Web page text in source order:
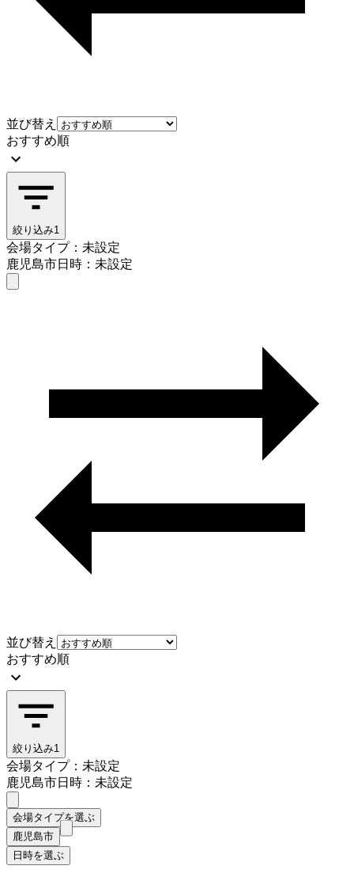
並び替え
おすすめ順
絞り込み1
会場タイプ：未設定
鹿児島市日時：未設定
並び替え
おすすめ順
絞り込み1
会場タイプ：未設定
鹿児島市日時：未設定
会場タイプを選ぶ
鹿児島市
日時を選ぶ